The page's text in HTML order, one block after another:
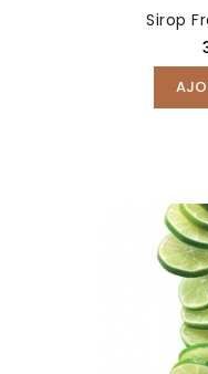
Sirop